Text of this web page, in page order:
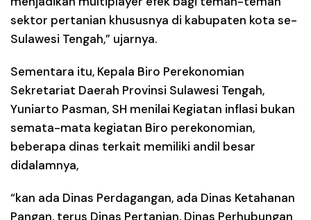
sektor pertanian khususnya di kabupaten kota se-
Sulawesi Tengah,” ujarnya.
Sementara itu, Kepala Biro Perekonomian
Sekretariat Daerah Provinsi Sulawesi Tengah,
Yuniarto Pasman, SH menilai Kegiatan inflasi bukan
semata-mata kegiatan Biro perekonomian,
beberapa dinas terkait memiliki andil besar
didalamnya,
“kan ada Dinas Perdagangan, ada Dinas Ketahanan
Pangan, terus Dinas Pertanian, Dinas Perhubungan